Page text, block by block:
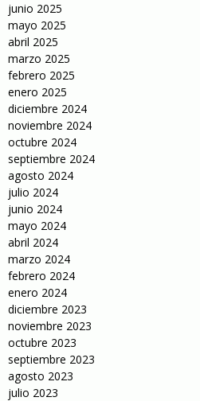
junio 2025
mayo 2025
abril 2025
marzo 2025
febrero 2025
enero 2025
diciembre 2024
noviembre 2024
octubre 2024
septiembre 2024
agosto 2024
julio 2024
junio 2024
mayo 2024
abril 2024
marzo 2024
febrero 2024
enero 2024
diciembre 2023
noviembre 2023
octubre 2023
septiembre 2023
agosto 2023
julio 2023